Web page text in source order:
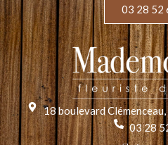
03 28 52
18 boulevard
03 28